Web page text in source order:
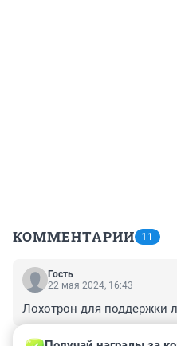
КОММЕНТАРИИ 11
Гость
22 мая 2024, 16:43
Лохотрон для поддержки